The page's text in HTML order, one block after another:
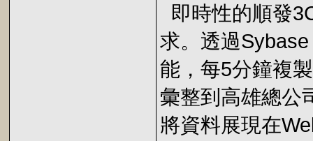
即時性的順發
求。透過
能，每5分鐘複
彙整到高雄總公
將資料展現在